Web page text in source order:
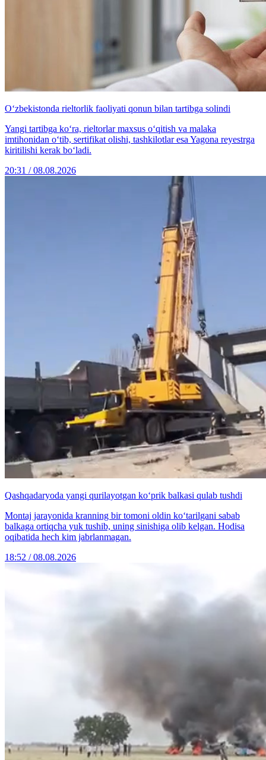
O‘zbekistonda rieltorlik faoliyati qonun bilan tartibga solindi
Yangi tartibga ko‘ra, rieltorlar maxsus o‘qitish va malaka
imtihonidan o‘tib, sertifikat olishi, tashkilotlar esa Yagona reyestrga
kiritilishi kerak bo‘ladi.
20:31 / 08.08.2026
Qashqadaryoda yangi qurilayotgan ko‘prik balkasi qulab tushdi
Montaj jarayonida kranning bir tomoni oldin ko‘tarilgani sabab
balkaga ortiqcha yuk tushib, uning sinishiga olib kelgan. Hodisa
oqibatida hech kim jabrlanmagan.
18:52 / 08.08.2026